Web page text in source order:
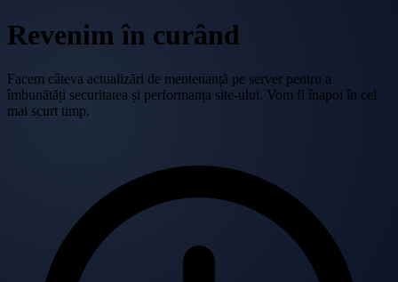
Revenim în curând
Facem câteva actualizări de mentenanță pe server pentru a
îmbunătăți securitatea și performanța site-ului. Vom fi înapoi în cel
mai scurt timp.